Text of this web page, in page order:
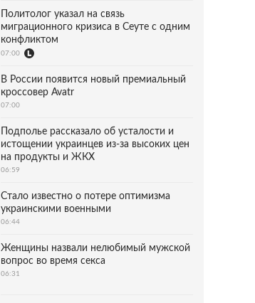
Политолог указал на связь
миграционного кризиса в Сеуте с одним
конфликтом
07:00
В России появится новый премиальный
кроссовер Avatr
07:00
Подполье рассказало об усталости и
истощении украинцев из-за высоких цен
на продукты и ЖКХ
06:59
Стало известно о потере оптимизма
украинскими военными
06:44
Женщины назвали нелюбимый мужской
вопрос во время секса
06:31